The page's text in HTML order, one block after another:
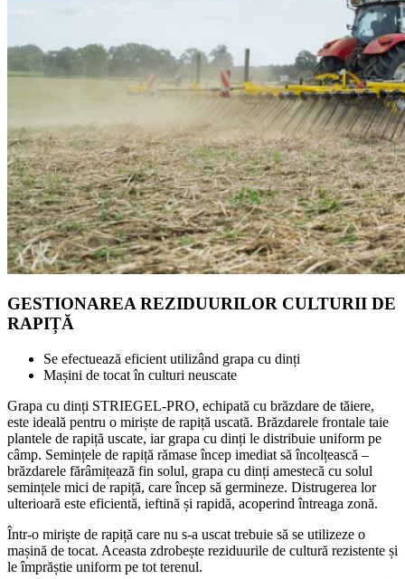
GESTIONAREA REZIDUURILOR CULTURII DE
RAPIȚĂ
Se efectuează eficient utilizând grapa cu dinți
Mașini de tocat în culturi neuscate
Grapa cu dinți STRIEGEL-PRO, echipată cu brăzdare de tăiere,
este ideală pentru o miriște de rapiță uscată. Brăzdarele frontale taie
plantele de rapiță uscate, iar grapa cu dinți le distribuie uniform pe
câmp. Semințele de rapiță rămase încep imediat să încolțească –
brăzdarele fărâmițează fin solul, grapa cu dinți amestecă cu solul
semințele mici de rapiță, care încep să germineze. Distrugerea lor
ulterioară este eficientă, ieftină și rapidă, acoperind întreaga zonă.
Într-o miriște de rapiță care nu s-a uscat trebuie să se utilizeze o
mașină de tocat. Aceasta zdrobește reziduurile de cultură rezistente și
le împrăștie uniform pe tot terenul.